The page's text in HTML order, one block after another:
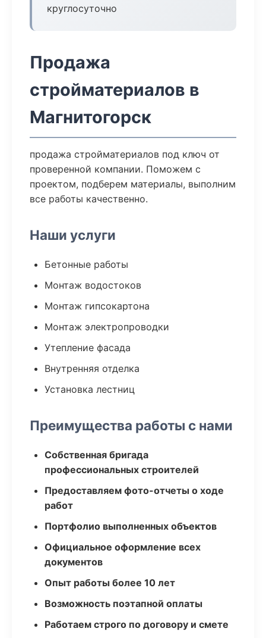
круглосуточно
Продажа
стройматериалов в
Магнитогорск
продажа стройматериалов под ключ от
проверенной компании. Поможем с
проектом, подберем материалы, выполним
все работы качественно.
Наши услуги
Бетонные работы
Монтаж водостоков
Монтаж гипсокартона
Монтаж электропроводки
Утепление фасада
Внутренняя отделка
Установка лестниц
Преимущества работы с нами
Собственная бригада
профессиональных строителей
Предоставляем фото-отчеты о ходе
работ
Портфолио выполненных объектов
Официальное оформление всех
документов
Опыт работы более 10 лет
Возможность поэтапной оплаты
Работаем строго по договору и смете